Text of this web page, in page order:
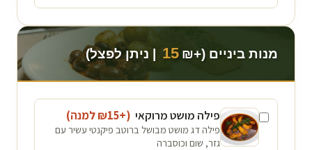
מנות ביניים (+₪ 15 | ניתן לפצל)
פילה מושט מרוקאי (+₪
15 למנה)
פילה דג מושט מבושל ברוטב פיקנטי עשיר עם
גזר, שום וכוסברה